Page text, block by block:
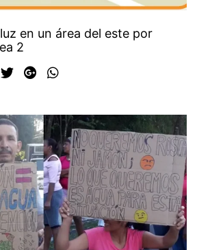
en un área del este por
2